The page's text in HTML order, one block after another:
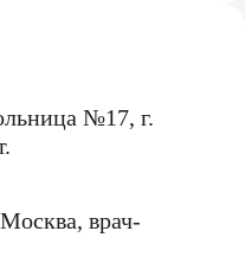
№17, г.
врач-